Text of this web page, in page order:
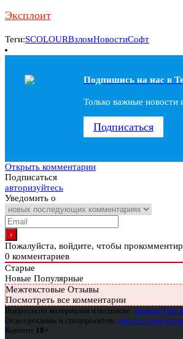
Эксплоит
Теги:SCOLOURВзломНовостиСофт
Подпишись на наc в
Только важные новости
Подписаться
Открыть комментарии
Подписаться
авторизуйтесь
Уведомить о
Пожалуйста, войдите, чтобы
0 комментариев
Старые
Новые Популярные
Межтекстовые Отзывы
Посмотреть все комментарии
Вопросы по материалам и подписке:
Отдел рекламы и спецпроектов: yakovleva.a@glc.ru
Контент 18+